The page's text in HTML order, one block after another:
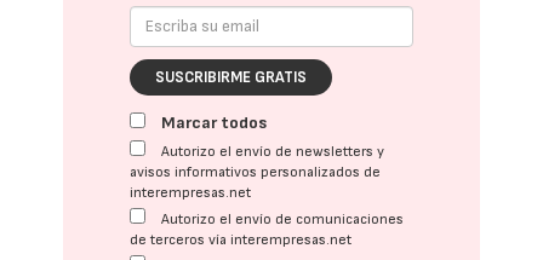
SUSCRIBIRME GRATIS
Marcar todos
Autorizo el envío de newsletters y
avisos informativos personalizados de
interempresas.net
Autorizo el envío de comunicaciones
de terceros vía interempresas.net